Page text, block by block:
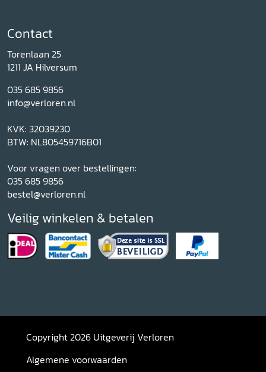
Contact
Torenlaan 25
1211 JA Hilversum
035 685 9856
info@verloren.nl
KVK: 32039230
BTW: NL805459716B01
Voor vragen over bestellingen:
035 685 9856
bestel@verloren.nl
Veilig winkelen & betalen
Copyright 2026 Uitgeverij Verloren
Algemene voorwaarden